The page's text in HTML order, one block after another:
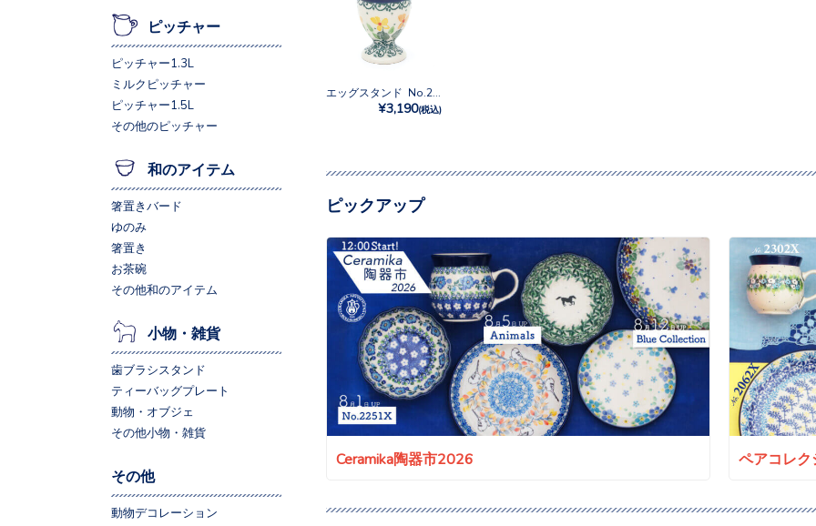
¥3,190(税込)
ピックアップ
Ceramika陶器市2026 ペアコレ
ピッチャー
ピッチャー1.3L
ミルクピッチャー
ピッチャー1.5L
その他のピッチャー
和のアイテム
箸置きバード
ゆのみ
箸置き
お茶碗
その他和のアイテム
小物・雑貨
歯ブラシスタンド
ティーバッグプレート
動物・オブジェ
その他小物・雑貨
その他
動物デコレーション